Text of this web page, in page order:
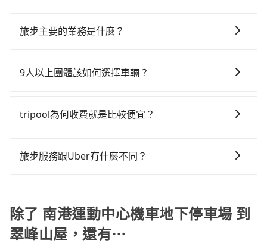
險。最好辨別叫的車是否合法，就看車牌的開頭，只要
區，我們司機都會依照訂單上的資訊依約接送。
的便利性和彈性，探訪更多的景點，並且可以按照自己
入體驗當地的生活和文化。在探訪景點時，可以積極尋
富自己的旅程。
旅步主要的業務是什麼？
務，依據旅客的需求來安排。旅客可立即在官網進行價
9人以上團體該如何選擇車輛？
9人以上之廂型車，其實屬違法。在現行法律下，營業小
中型巴士或大型遊覽車。非法改裝的車輛，不僅與車輛
給賭上。通常人數沒有超過10位，建議預約一台九人座
與一台小轎車比較划算，如人數超過12位就一定是叫一
台中巴比較方便。但也有例外，比方說有些山區或路段
tripool為何收費就是比較便宜？
一次使用tripool的會擔心價格比市價便宜不少，是不是
機也絕對不會在車內吸煙，於新冠肺炎期間也絕對全程
配戴口罩。tripool之所以能將價格壓在市價7~8折的主
因來自於自行研發的AI車輛調度演算法，能有效降低空
旅步服務跟Uber有什麼不同？
區。 (4) 有較為嚴謹的乘車時間與取消政策。
除了 南港運動中心機車地下停車場 到
翠峰山屋，還有⋯